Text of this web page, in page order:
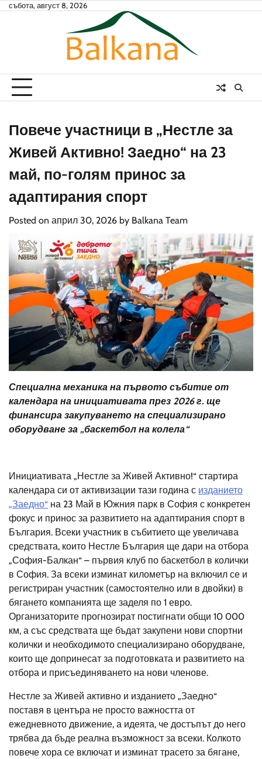
Skipсъбота, август 8, 2026
Повече участници в „Нестле за
Живей Активно! Заедно“ на 23
май, по-голям принос за
адаптирания спорт
Posted on април 30, 2026 by Balkana Team
Специална механика на първото събитие от
календара на инициативата през 2026 г. ще
финансира закупуването на специализирано
оборудване за „баскетбол на колела“
Инициативата „Нестле за Живей Активно!“ стартира
календара си от активизации тази година с изданието
„Заедно“ на 23 Май в Южния парк в София с конкретен
фокус и принос за развитието на адаптирания спорт в
България. Всеки участник в събитието ще увеличава
средствата, които Нестле България ще дари на отбора
„София-Балкан“ – първия клуб по баскетбол в колички
в София. За всеки изминат километър на включил се и
регистриран участник (самостоятелно или в двойки) в
бягането компанията ще заделя по 1 евро.
Организаторите прогнозират постигнати общи 10 000
км, а със средствата ще бъдат закупени нови спортни
колички и необходимото специализирано оборудване,
които ще допринесат за подготовката и развитието на
отбора и присъединяването на нови членове.
Нестле за Живей активно и изданието „Заедно“
поставя в центъра не просто важността от
ежедневното движение, а идеята, че достъпът до него
трябва да бъде реална възможност за всеки. Колкото
повече хора се включат и изминат трасето за бягане,